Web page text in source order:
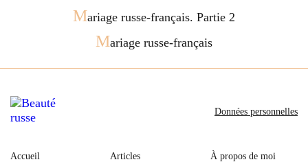
Mariage russe-français. Partie 2
Mariage russe-français
Accueil
Articles
À propos de moi
Données personnelles